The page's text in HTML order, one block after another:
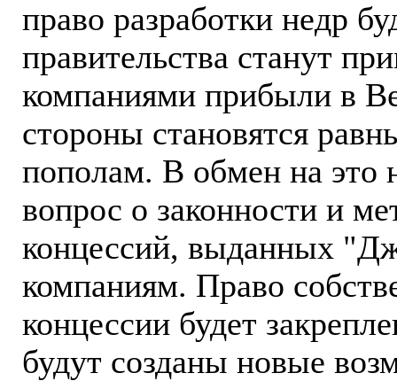
право разработки недр
правительства станут
компаниями прибыли в
стороны становятся
пополам. В обмен на это
вопрос о законности и
концессий, выданных
компаниям. Право
концессии будет
будут созданы новые